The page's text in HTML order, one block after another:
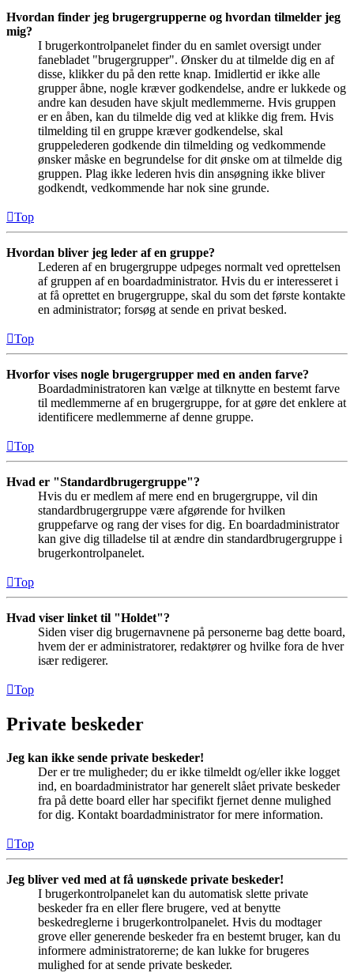
Hvordan finder jeg brugergrupperne og hvordan tilmelder jeg
mig?
I brugerkontrolpanelet finder du en samlet oversigt under
fanebladet "brugergrupper". Ønsker du at tilmelde dig en af
disse, klikker du på den rette knap. Imidlertid er ikke alle
grupper åbne, nogle kræver godkendelse, andre er lukkede og
andre kan desuden have skjult medlemmerne. Hvis gruppen
er en åben, kan du tilmelde dig ved at klikke dig frem. Hvis
tilmelding til en gruppe kræver godkendelse, skal
gruppelederen godkende din tilmelding og vedkommende
ønsker måske en begrundelse for dit ønske om at tilmelde dig
gruppen. Plag ikke lederen hvis din ansøgning ikke bliver
godkendt, vedkommende har nok sine grunde.
Top
Hvordan bliver jeg leder af en gruppe?
Lederen af en brugergruppe udpeges normalt ved oprettelsen
af gruppen af en boardadministrator. Hvis du er interesseret i
at få oprettet en brugergruppe, skal du som det første kontakte
en administrator; forsøg at sende en privat besked.
Top
Hvorfor vises nogle brugergrupper med en anden farve?
Boardadministratoren kan vælge at tilknytte en bestemt farve
til medlemmerne af en brugergruppe, for at gøre det enklere at
identificere medlemmerne af denne gruppe.
Top
Hvad er "Standardbrugergruppe"?
Hvis du er medlem af mere end en brugergruppe, vil din
standardbrugergruppe være afgørende for hvilken
gruppefarve og rang der vises for dig. En boardadministrator
kan give dig tilladelse til at ændre din standardbrugergruppe i
brugerkontrolpanelet.
Top
Hvad viser linket til "Holdet"?
Siden viser dig brugernavnene på personerne bag dette board,
hvem der er administratorer, redaktører og hvilke fora de hver
især redigerer.
Top
Private beskeder
Jeg kan ikke sende private beskeder!
Der er tre muligheder; du er ikke tilmeldt og/eller ikke logget
ind, en boardadministrator har generelt slået private beskeder
fra på dette board eller har specifikt fjernet denne mulighed
for dig. Kontakt boardadministrator for mere information.
Top
Jeg bliver ved med at få uønskede private beskeder!
I brugerkontrolpanelet kan du automatisk slette private
beskeder fra en eller flere brugere, ved at benytte
beskedreglerne i brugerkontrolpanelet. Hvis du modtager
grove eller generende beskeder fra en bestemt bruger, kan du
informere administratorerne; de kan lukke for brugeres
mulighed for at sende private beskeder.